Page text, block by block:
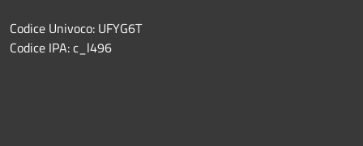
Codice Univoco: UFYG6T
Codice IPA: c_l496